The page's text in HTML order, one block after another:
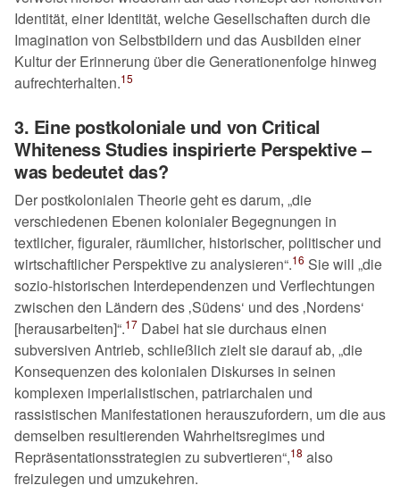
Identität, einer Identität, welche Gesellschaften durch die
Imagination von Selbstbildern und das Ausbilden einer
Kultur der Erinnerung über die Generationenfolge hinweg
aufrechterhalten.15
3. Eine postkoloniale und von Critical
Whiteness Studies inspirierte Perspektive –
was bedeutet das?
Der postkolonialen Theorie geht es darum, die
verschiedenen Ebenen kolonialer Begegnungen in
textlicher, figuraler, räumlicher, historischer, politischer und
wirtschaftlicher Perspektive zu analysieren .16 Sie will die
sozio-historischen Interdependenzen und Verflechtungen
zwischen den Ländern des Südens und des Nordens
[herausarbeiten] .17 Dabei hat sie durchaus einen
subversiven Antrieb, schließlich zielt sie darauf ab, die
Konsequenzen des kolonialen Diskurses in seinen
komplexen imperialistischen, patriarchalen und
rassistischen Manifestationen herauszufordern, um die aus
demselben resultierenden Wahrheitsregimes und
Repräsentationsstrategien zu subvertieren ,18 also
freizulegen und umzukehren.